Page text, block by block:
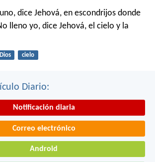
dice Jehová, en escondrijos donde
lleno yo, dice Jehová, el cielo y la
Dios cielo
Diario:
Notificación diaria
Correo electrónico
Android